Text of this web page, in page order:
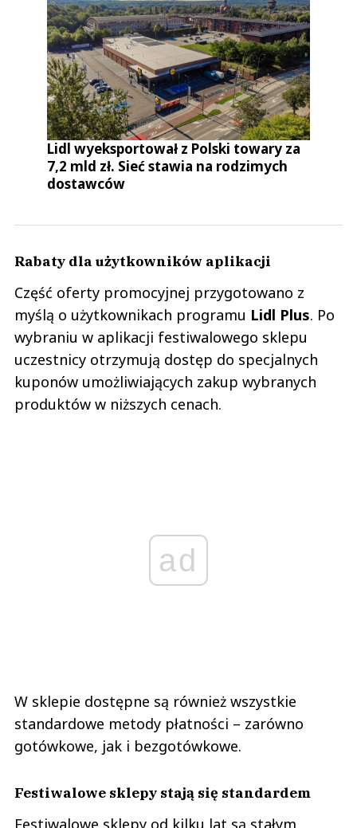
Lidl wyeksportował z Polski towary za
7,2 mld zł. Sieć stawia na rodzimych
dostawców
Rabaty dla użytkowników aplikacji
Część oferty promocyjnej przygotowano z
myślą o użytkownikach programu Lidl Plus. Po
wybraniu w aplikacji festiwalowego sklepu
uczestnicy otrzymują dostęp do specjalnych
kuponów umożliwiających zakup wybranych
produktów w niższych cenach.
ad
W sklepie dostępne są również wszystkie
standardowe metody płatności – zarówno
gotówkowe, jak i bezgotówkowe.
Festiwalowe sklepy stają się standardem
Festiwalowe sklepy od kilku lat są stałym